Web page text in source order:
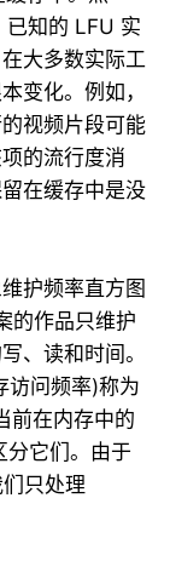
已知的 LFU 实
大多数实际工
变化。例如，
视频片段可能
的流行度消
在缓存中是没
护频率直方图
的作品只维护
、读和时间。
访问频率)称为
前在内存中的
分它们。由于
只处理